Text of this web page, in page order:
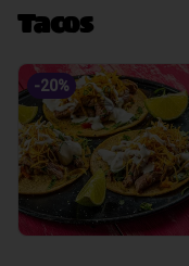
Tacos
-20%